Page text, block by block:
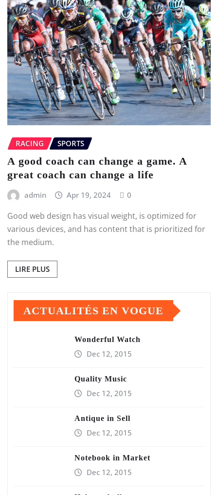
RACING SPORTS
A good coach can change a game. A
great coach can change a life
admin Apr 19, 2024 0
Good web design has visual weight, is optimized for
various devices, and has content that is prioritized for
the medium.
LIRE PLUS
ACTUALITÉS EN VOGUE
Wonderful Watch
Dec 12, 2015
Quality Music
Dec 12, 2015
Antique in Sell
Dec 12, 2015
Notebook in Market
Dec 12, 2015